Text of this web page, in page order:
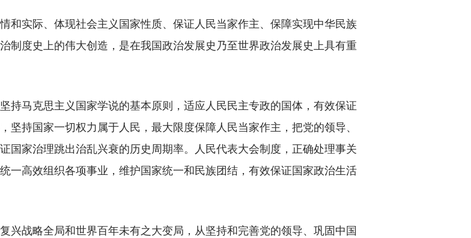
实际、体现社会主义国家性质、保证人民当家作主、保障实现中华民族
制度史上的伟大创造，是在我国政治发展史乃至世界政治发展史上具有重
马克思主义国家学说的基本原则，适应人民民主专政的国体，有效保证
持国家一切权力属于人民，最大限度保障人民当家作主，把党的领导、
国家治理跳出治乱兴衰的历史周期率。人民代表大会制度，正确处理事关
一高效组织各项事业，维护国家统一和民族团结，有效保证国家政治生活
战略全局和世界百年未有之大变局，从坚持和完善党的领导、巩固中国